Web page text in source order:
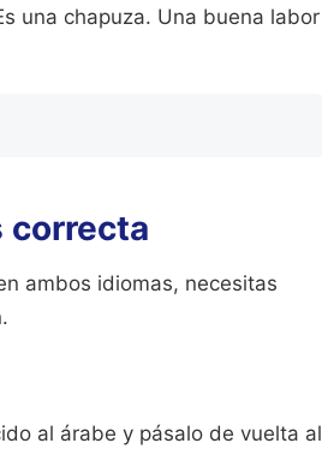
una chapuza. Una buena labor
correcta
ambos idiomas, necesitas
al árabe y pásalo de vuelta al